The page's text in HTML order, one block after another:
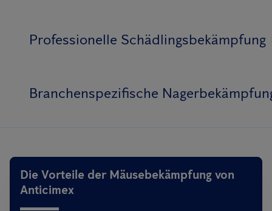
Professionelle Schädlingsbekämpfung
Branchenspezifische
Die Vorteile der Mäusebekämpfung von
Anticimex